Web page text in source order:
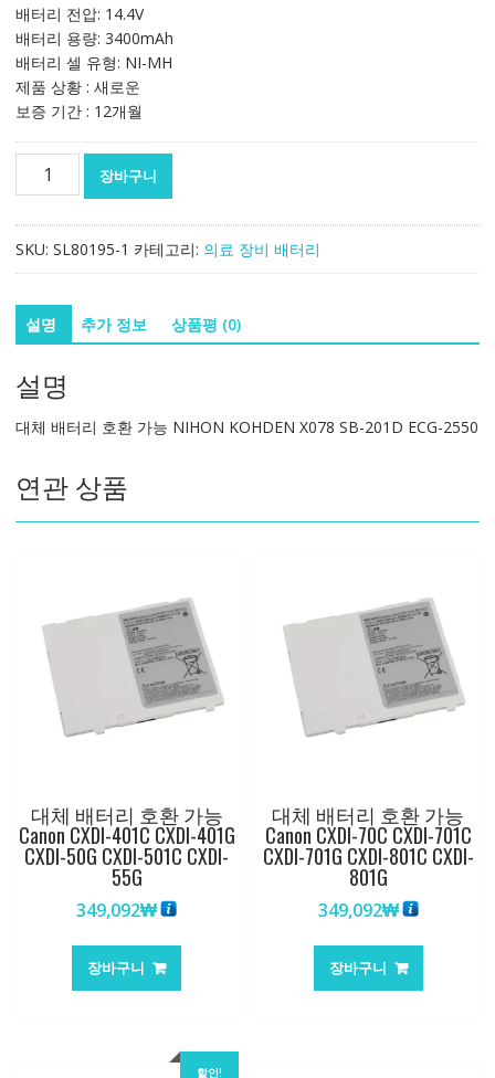
배터리 전압: 14.4V
배터리 용량: 3400mAh
배터리 셀 유형: NI-MH
제품 상황 : 새로운
보증 기간 : 12개월
리
환
가
NIHON
KOHDEN
X078
201D
ECG-
2550
장바구니
SKU: SL80195-1 카테고리: 의료 장비 배터리
설명 추가 정보 상품평 (0)
설명
대체 배터리 호환 가능 NIHON KOHDEN X078 SB-201D ECG-2550
연관 상품
대체 배터리 호환 가능
Canon CXDI-401C CXDI-401G
CXDI-50G CXDI-501C CXDI-
55G
349,092₩
장바구니
대체 배터리 호환 가능
Canon CXDI-70C CXDI-701C
CXDI-701G CXDI-801C CXDI-
801G
349,092₩
장바구니
할인!